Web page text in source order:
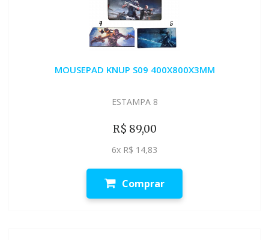
MOUSEPAD KNUP S09 400X800X3MM
ESTAMPA 8
R$ 89,00
6x R$ 14,83
Comprar